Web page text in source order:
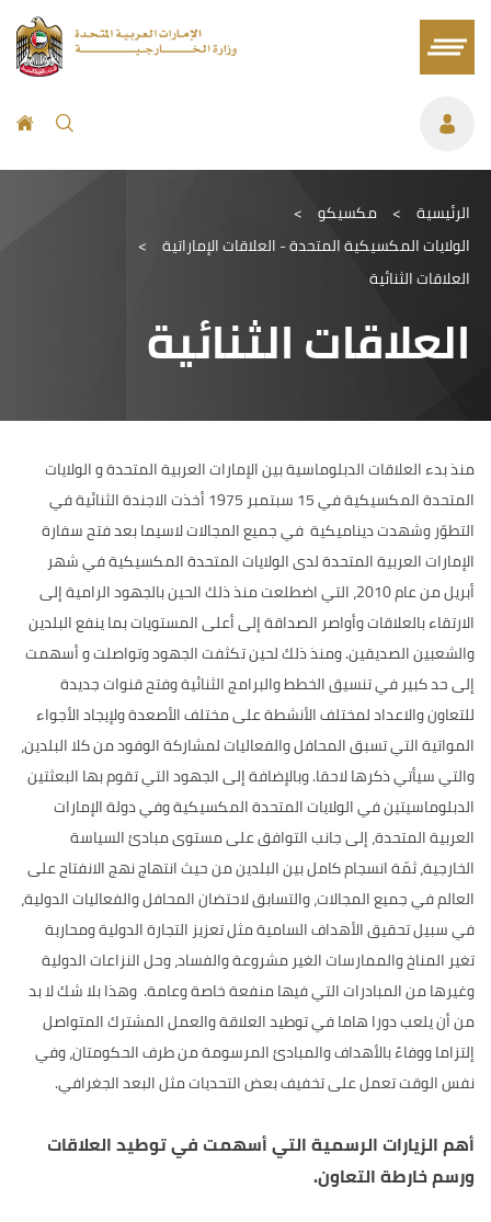
الرئيسية > مكسيكو >
الولايات المكسيكية المتحدة - العلاقات الإماراتية >
العلاقات الثنائية
العلاقات الثنائية
منذ بدء العلاقات الدبلوماسية بين الإمارات العربية المتحدة و الولايات
المتحدة المكسيكية في 15 سبتمبر 1975 أخذت الاجندة الثنائية في
التطوّر وشهدت ديناميكية في جميع المجالات لاسيما بعد فتح سفارة
الإمارات العربية المتحدة لدى الولايات المتحدة المكسيكية في شهر
أبريل من عام 2010، التي اضطلعت منذ ذلك الحين بالجهود الرامية إلى
الارتقاء بالعلاقات وأواصر الصداقة إلى أعلى المستويات بما ينفع البلدين
والشعبين الصديقين. ومنذ ذلك لحين تكثفت الجهود وتواصلت و أسهمت
إلى حد كبير في تنسيق الخطط والبرامج الثنائية وفتح قنوات جديدة
للتعاون والاعداد لمختلف الأنشطة على مختلف الأصعدة ولإيجاد الأجواء
المواتية التي تسبق المحافل والفعاليات لمشاركة الوفود من كلا البلدين،
والتي سيأتي ذكرها لاحقا. وبالإضافة إلى الجهود التي تقوم بها البعثتين
الدبلوماسيتين في الولايات المتحدة المكسيكية وفي دولة الإمارات
العربية المتحدة، إلى جانب التوافق على مستوى مبادئ السياسة
الخارجية، ثمّة انسجام كامل بين البلدين من حيث انتهاج نهج الانفتاح على
العالم في جميع المجالات، والتسابق لاحتضان المحافل والفعاليات الدولية،
في سبيل تحقيق الأهداف السامية مثل تعزيز التجارة الدولية ومحاربة
تغير المناخ والممارسات الغير مشروعة والفساد، وحل النزاعات الدولية
وغيرها من المبادرات التي فيها منفعة خاصة وعامة. وهذا بلا شك لا بد
من أن يلعب دورا هاما في توطيد العلاقة والعمل المشترك المتواصل
إلتزاما ووفاءً بالأهداف والمبادئ المرسومة من طرف الحكومتان، وفي
نفس الوقت تعمل على تخفيف بعض التحديات مثل البعد الجغرافي.
أهم الزيارات الرسمية التي أسهمت في توطيد العلاقات
ورسم خارطة التعاون.